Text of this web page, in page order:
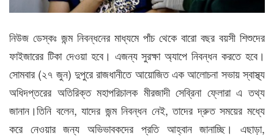
নিউজ ডেস্কঃ জন্ম নিবন্ধনের মাধ্যমে পাঁচ থেকে বারো বছর বয়সী শিশুদের
ফাইজারের টিকা দেওয়া হবে। এজন্য সুরক্ষা অ্যাপে নিবন্ধন করতে হবে।
সোমবার (২৭ জুন) দুপুরে রাজধানীতে আয়োজিত এক আলোচনা সভায় স্বাস্থ্য
অধিদপ্তরের অতিরিক্ত মহাপরিচালক মীরজাদী সেব্রিনা ফ্লোরা এ তথ্য
জানান।তিনি বলেন, যাদের জন্ম নিবন্ধন নেই, তাদের দ্রুত সময়ের মধ্যে
করে নেওয়ার জন্য অভিভাবকদের প্রতি আহ্বান জানাচ্ছি। এছাড়া,